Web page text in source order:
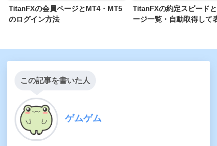
TitanFXの会員ページとMT4・MT5
のログイン方法
TitanFXの約定スピード
ージ一覧・自動取得して
この記事を書いた人
ゲムゲム